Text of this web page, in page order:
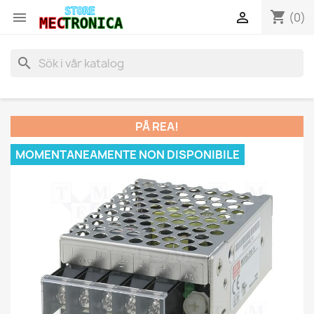
 shopping_cart (0)

search
PÅ REA!
MOMENTANEAMENTE NON DISPONIBILE